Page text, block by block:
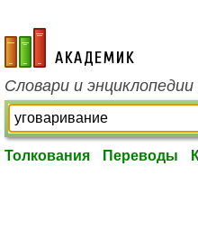
academic.ru
Словари и
Толкования Переводы